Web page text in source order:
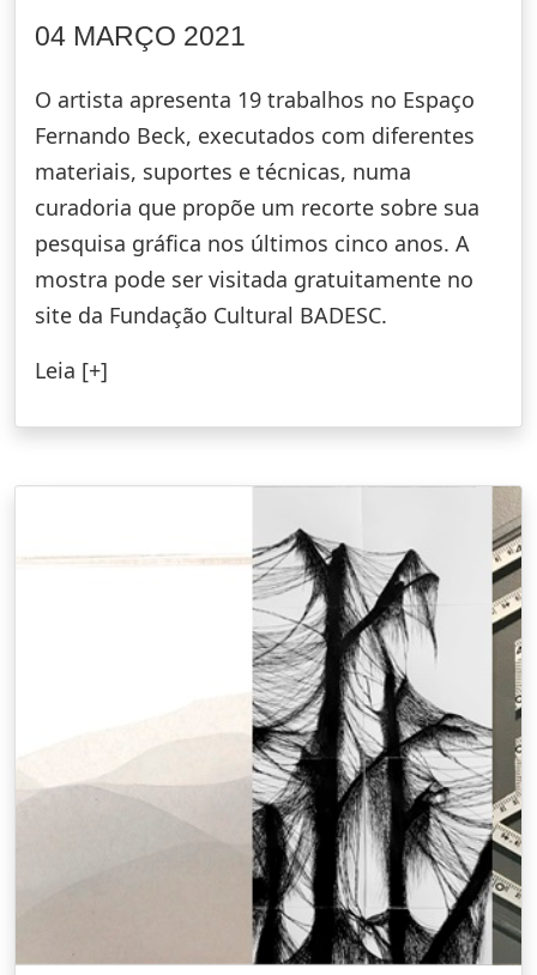
04 MARÇO 2021
O artista apresenta 19 trabalhos no Espaço
Fernando Beck, executados com diferentes
materiais, suportes e técnicas, numa
curadoria que propõe um recorte sobre sua
pesquisa gráfica nos últimos cinco anos. A
mostra pode ser visitada gratuitamente no
site da Fundação Cultural BADESC.
Leia [+]